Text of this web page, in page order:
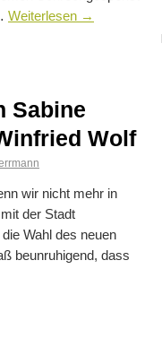
Weiterlesen →
Sabine
Wolf
wir nicht mehr in
der Stadt
Wahl des neuen
beunruhigend, dass